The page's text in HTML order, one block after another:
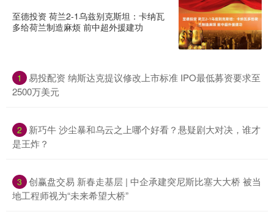
至德投资 荷兰2-1乌兹别克斯坦：卡纳瓦
多给荷兰制造麻烦 前中超外援建功
1
易投配资 纳斯达克提议修改上市标准 IPO最低募资要求至
2500万美元
2
新巧牛 沙尘暴和乌云之上哪个好看？悬疑剧大对决，谁才
是王炸？
3 创赢盘交易 新春走基层 | 中企承建突尼斯比塞大大桥 被当
地工程师视为“未来希望大桥”